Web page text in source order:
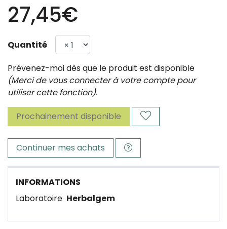
27,45€
Quantité
Prévenez-moi dès que le produit est disponible
(Merci de vous connecter à votre compte pour
utiliser cette fonction).
Prochainement disponible
Continuer mes achats
INFORMATIONS
Laboratoire Herbalgem